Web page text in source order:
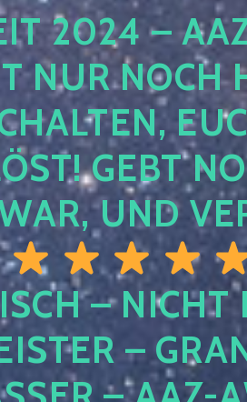
– AAZ-©
NOCH
EUCH
GEBT
UND
– NICHT
–